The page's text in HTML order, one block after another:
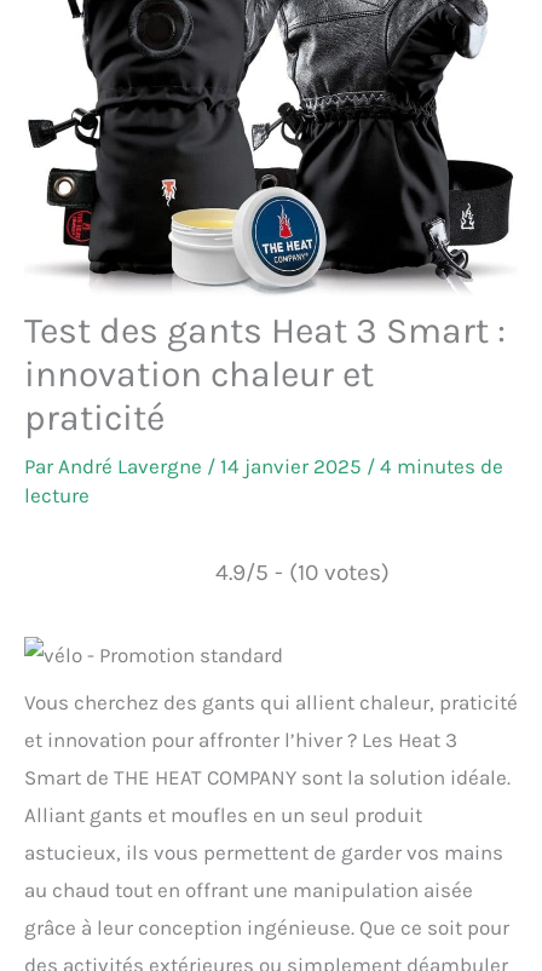
Test des gants Heat 3 Smart :
innovation chaleur et
praticité
ParAndré Lavergne / 14 janvier 2025 / 4 minutes de
lecture
4.9/5 - (10 votes)
Vous cherchez des gants qui allient chaleur, praticité
et innovation pour affronter l’hiver ? Les Heat 3
Smart de THE HEAT COMPANY sont la solution idéale.
Alliant gants et moufles en un seul produit
astucieux, ils vous permettent de garder vos mains
au chaud tout en offrant une manipulation aisée
grâce à leur conception ingénieuse. Que ce soit pour
des activités extérieures ou simplement déambuler